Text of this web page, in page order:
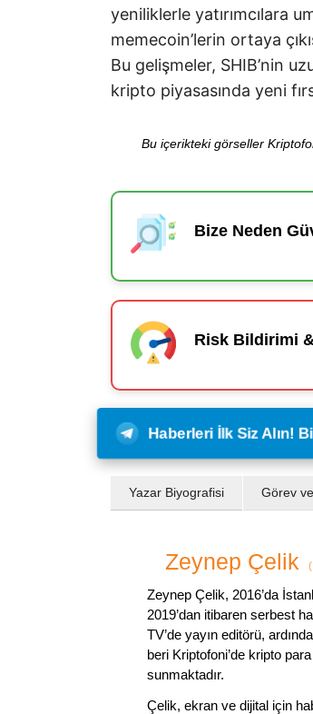
yeniliklerle yatırımcılara
memecoin’lerin ortaya
Bu gelişmeler, SHIB’nin
kripto piyasasında yeni
Bu içerikteki görseller
Bize Neden
Risk Bildirimi &
Haberleri İlk Siz Alın!
Yazar Biyografisi Görev
Zeynep Çelik (
Zeynep Çelik, 2016’da
2019’dan itibaren serbest
TV’de yayın editörü,
beri Kriptofoni’de kripto
sunmaktadır.
Çelik, ekran ve dijital için